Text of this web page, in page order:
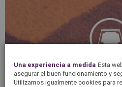
Los expertos de 5àsec te
solución de limpieza para
alfombras. Quitar las
suponer un riesgo.
profesional que te
Una experiencia a medida Esta
asegurar el buen funcionamiento y
Utilizamos igualmente cookies para